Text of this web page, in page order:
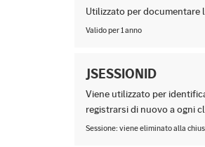
Utilizzato per documentare
Valido per 1 anno
JSESSIONID
Viene utilizzato per
registrarsi di nuovo a ogni
Sessione: viene eliminato alla